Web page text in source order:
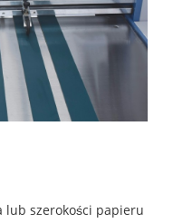
lub szerokości papieru